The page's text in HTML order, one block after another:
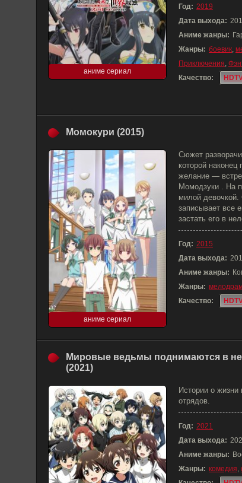
аниме сериал
Год: 2019
Дата выхода:
Аниме жанры:
Жанры: боевик,
Приключения,
Качество:
Момокури (2015)
аниме сериал
Сюжет
которой
желание —
Момодзуки . На
милой
записывает все
застать его в
Год: 2015
Дата выхода:
Аниме жанры:
Жанры:
Качество:
Мировые ведьмы поднимаются в
(2021)
Истории о жизни
отрядов.
Год: 2021
Дата выхода:
Аниме жанры:
Жанры: комедия,